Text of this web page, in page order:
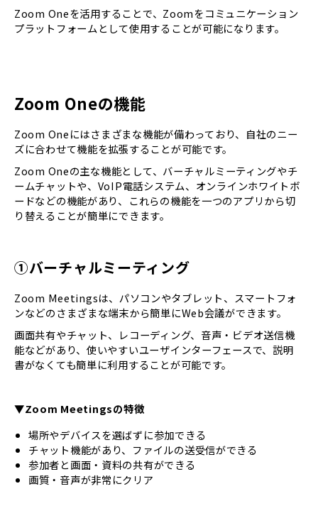
Zoom Oneを活用することで、Zoomをコミュニケーション
プラットフォームとして使用することが可能になります。
Zoom Oneの機能
Zoom Oneにはさまざまな機能が備わっており、自社のニー
ズに合わせて機能を拡張することが可能です。
Zoom Oneの主な機能として、バーチャルミーティングやチ
ームチャットや、VoIP電話システム、オンラインホワイトボ
ードなどの機能があり、これらの機能を一つのアプリから切
り替えることが簡単にできます。
①バーチャルミーティング
Zoom Meetingsは、パソコンやタブレット、スマートフォ
ンなどのさまざまな端末から簡単にWeb会議ができます。
画面共有やチャット、レコーディング、音声・ビデオ送信機
能などがあり、使いやすいユーザインターフェースで、説明
書がなくても簡単に利用することが可能です。
▼Zoom Meetingsの特徴
場所やデバイスを選ばずに参加できる
チャット機能があり、ファイルの送受信ができる
参加者と画面・資料の共有ができる
画質・音声が非常にクリア